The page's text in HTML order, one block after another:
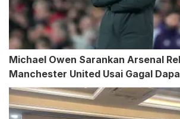
Michael Owen Sarankan Arsenal
Manchester United Usai Gagal
Junior